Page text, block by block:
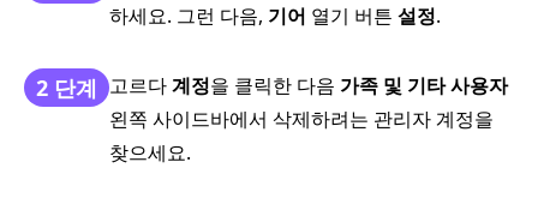
하세요. 그런 다음, 기어 열기 버튼 설정.
2 단계 고르다계정을 클릭한 다음 가족 및 기타 사용자
왼쪽 사이드바에서 삭제하려는 관리자 계정을
찾으세요.